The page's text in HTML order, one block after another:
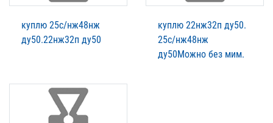
куплю 25с/нж48нж
ду50.22нж32п ду50
куплю 22нж32п ду50.
25с/нж48нж
ду50Можно без мим.